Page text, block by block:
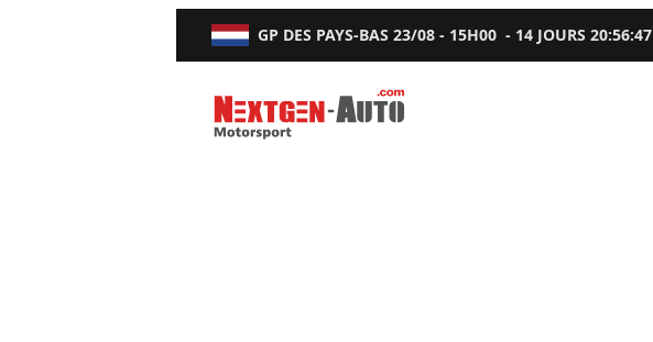
GP DES PAYS-BAS 23/08 - 15H00 - 14 JOURS20:56:46
Nextgen-Auto.com